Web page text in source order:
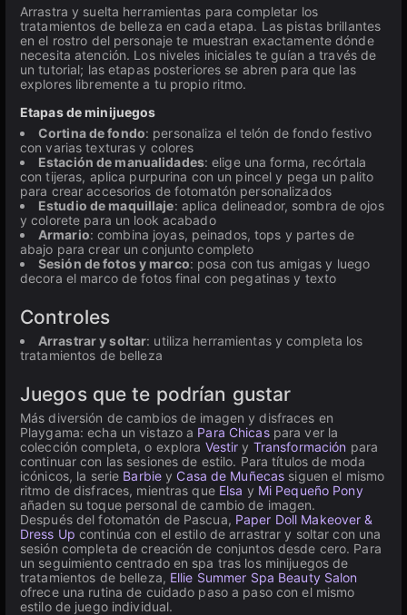
Arrastra y suelta herramientas para completar los
tratamientos de belleza en cada etapa. Las pistas brillantes
en el rostro del personaje te muestran exactamente dónde
necesita atención. Los niveles iniciales te guían a través de
un tutorial; las etapas posteriores se abren para que las
explores libremente a tu propio ritmo.
Etapas de minijuegos
Cortina de fondo: personaliza el telón de fondo festivo
con varias texturas y colores
Estación de manualidades: elige una forma, recórtala
con tijeras, aplica purpurina con un pincel y pega un palito
para crear accesorios de fotomatón personalizados
Estudio de maquillaje: aplica delineador, sombra de ojos
y colorete para un look acabado
Armario: combina joyas, peinados, tops y partes de
abajo para crear un conjunto completo
Sesión de fotos y marco: posa con tus amigas y luego
decora el marco de fotos final con pegatinas y texto
Controles
Arrastrar y soltar: utiliza herramientas y completa los
tratamientos de belleza
Juegos que te podrían gustar
Más diversión de cambios de imagen y disfraces en
Playgama: echa un vistazo a Para Chicaspara ver la
colección completa, o explora Vestir y Transformación para
continuar con las sesiones de estilo. Para títulos de moda
icónicos, la serie Barbie y Casa de Muñecas siguen el mismo
ritmo de disfraces, mientras que Elsa y Mi Pequeño Pony
añaden su toque personal de cambio de imagen.
Después del fotomatón de Pascua, Paper Doll Makeover &
Dress Up continúa con el estilo de arrastrar y soltar con una
sesión completa de creación de conjuntos desde cero. Para
un seguimiento centrado en spa tras los minijuegos de
tratamientos de belleza, Ellie Summer Spa Beauty Salon
ofrece una rutina de cuidado paso a paso con el mismo
estilo de juego individual.